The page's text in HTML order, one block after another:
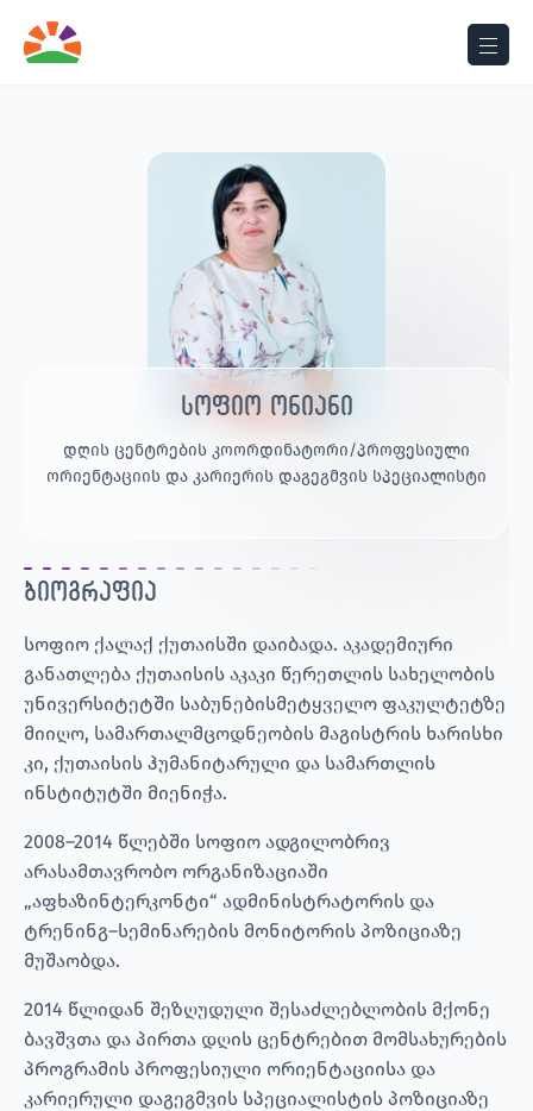
სოფიო ონიანი
დღის ცენტრების კოორდინატორი/პროფესიული
ორიენტაციის და კარიერის დაგეგმვის სპეციალისტი
ბიოგრაფია
სოფიო ქალაქ ქუთაისში დაიბადა. აკადემიური
განათლება ქუთაისის აკაკი წერეთლის სახელობის
უნივერსიტეტში საბუნებისმეტყველო ფაკულტეტზე
მიიღო, სამართალმცოდნეობის მაგისტრის ხარისხი
კი, ქუთაისის ჰუმანიტარული და სამართლის
ინსტიტუტში მიენიჭა.
2008–2014 წლებში სოფიო ადგილობრივ
არასამთავრობო ორგანიზაციაში
„აფხაზინტერკონტი“ ადმინისტრატორის და
ტრენინგ–სემინარების მონიტორის პოზიციაზე
მუშაობდა.
2014 წლიდან შეზღუდული შესაძლებლობის მქონე
ბავშვთა და პირთა დღის ცენტრებით მომსახურების
პროგრამის პროფესიული ორიენტაციისა და
კარიერული დაგეგმვის სპეციალისტის პოზიციაზე